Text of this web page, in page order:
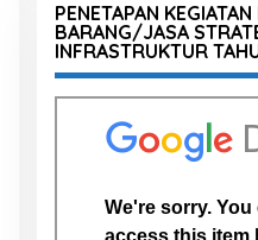
PENETAPAN
BARANG/JASA
INFRASTRUKTUR